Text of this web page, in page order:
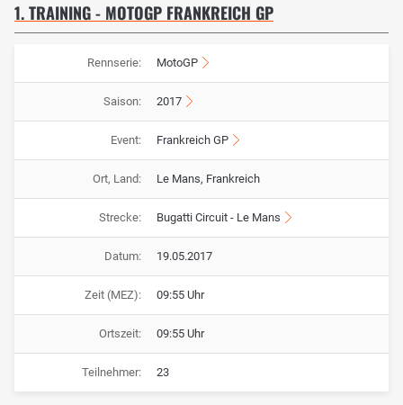
1. TRAINING - MOTOGP FRANKREICH GP
Rennserie: MotoGP
Saison: 2017
Event: Frankreich GP
Ort, Land: Le Mans, Frankreich
Strecke: Bugatti Circuit - Le Mans
Datum: 19.05.2017
Zeit (MEZ): 09:55 Uhr
Ortszeit: 09:55 Uhr
Teilnehmer: 23